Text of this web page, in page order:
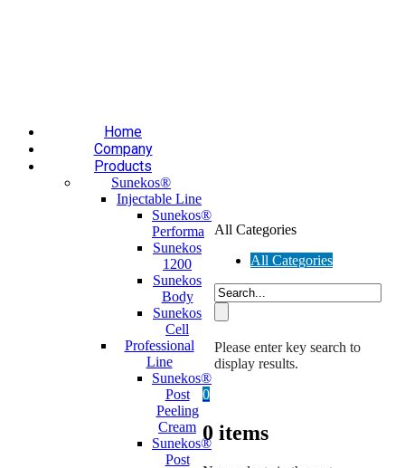
Home
Company
Products
Sunekos®
Injectable Line
Sunekos®
Performa
Sunekos
1200
Sunekos
Body
Sunekos
Cell
Professional
Line
Sunekos®
Post
Peeling
Cream
Sunekos®
Post
All Categories
All Categories
Please enter key search to
display results.
0
0 items